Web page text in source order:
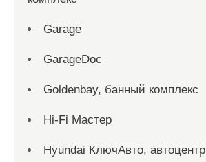
Garage
GarageDoc
Goldenbay, банный комплекс
Hi-Fi Мастер
Hyundai КлючАвто, автоцентр